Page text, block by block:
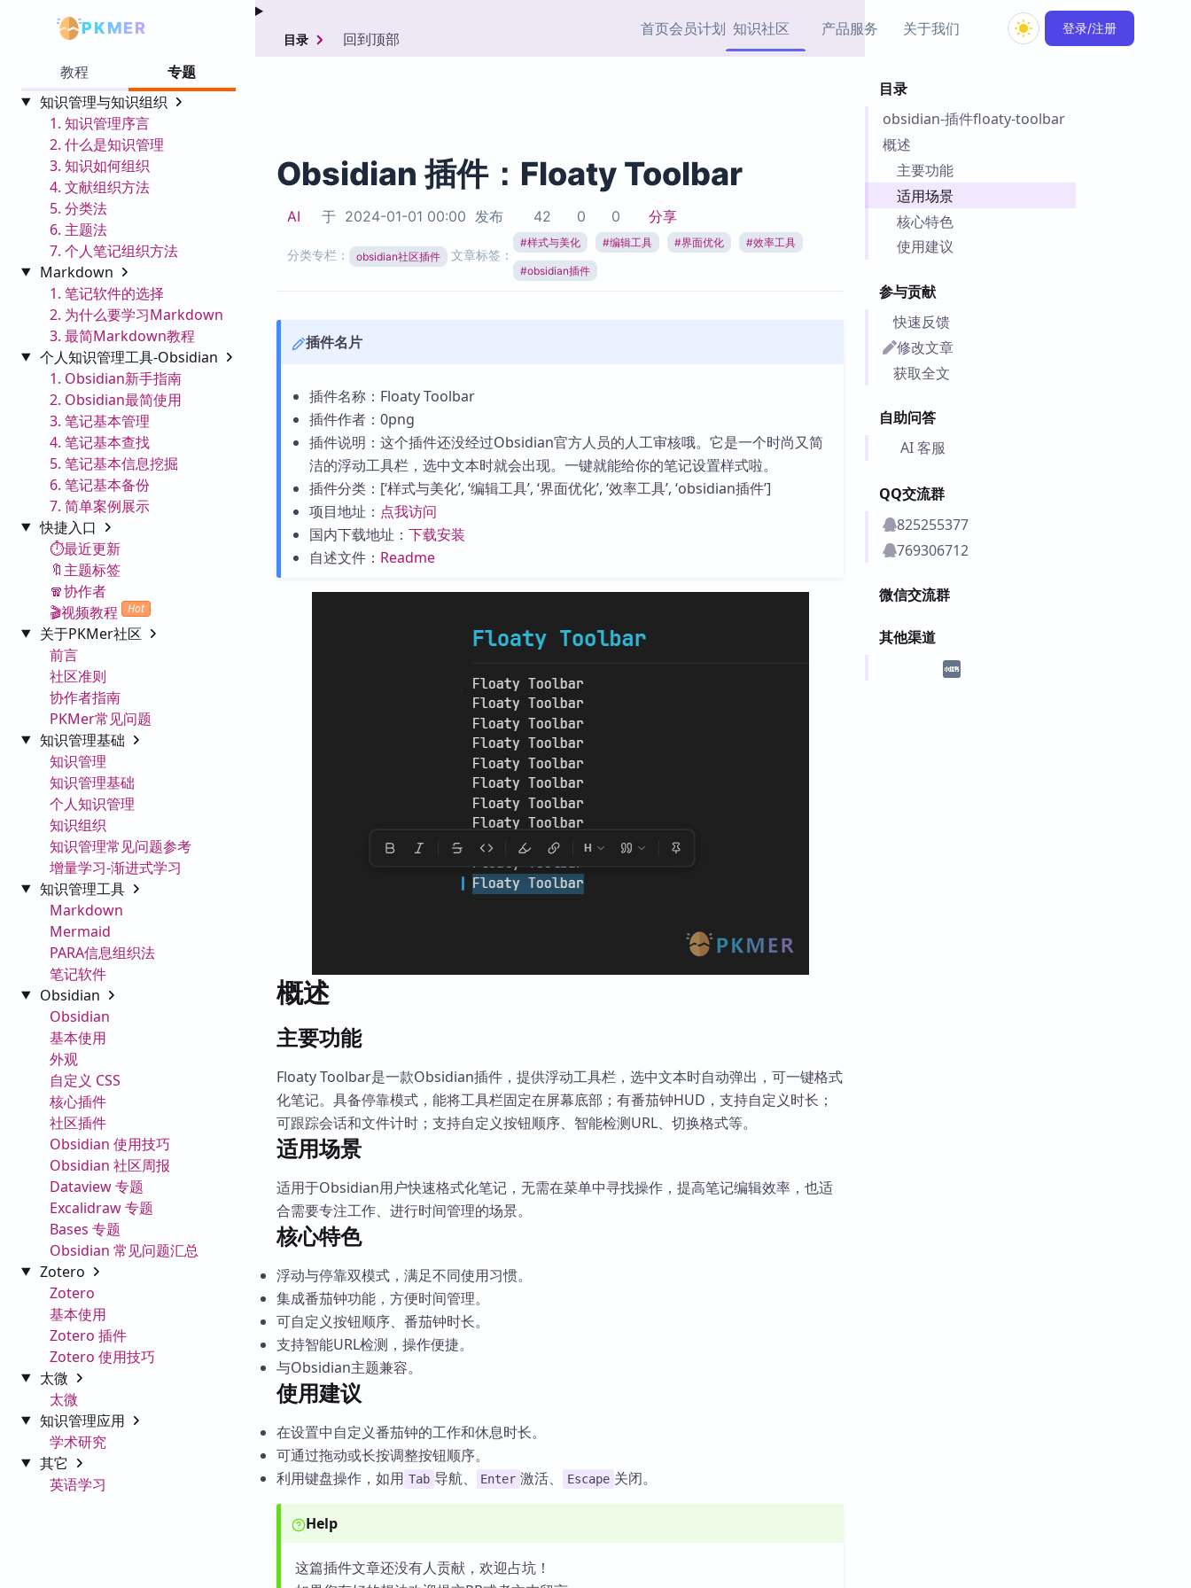
PKMER 首页会员计划 知识社区
协作者
热门链接 Top5
产品服务
加速访问 Obsidian 官方
市场
Zotero 插件
插件
Obsidian 教程
关于我们 登录/注册
教程
专题
知识管理与知识组织
1. 知识管理序言
2. 什么是知识管理
3. 知识如何组织
4. 文献组织方法
5. 分类法
6. 主题法
7. 个人笔记组织方法
Markdown
1. 笔记软件的选择
2. 为什么要学习Markdown
3. 最简Markdown教程
个人知识管理工具-Obsidian
1. Obsidian新手指南
2. Obsidian最简使用
3. 笔记基本管理
4. 笔记基本查找
5. 笔记基本信息挖掘
6. 笔记基本备份
7. 简单案例展示
快捷入口
⏱️最近更新
🔖主题标签
🧣协作者
🎬视频教程
Hot
关于PKMer社区
前言
社区准则
协作者指南
PKMer常见问题
知识管理基础
知识管理
知识管理基础
个人知识管理
知识组织
知识管理常见问题参考
增量学习-渐进式学习
知识管理工具
Markdown
Mermaid
PARA信息组织法
笔记软件
Obsidian
Obsidian
基本使用
外观
自定义 CSS
核心插件
社区插件
Obsidian 使用技巧
Obsidian 社区周报
Dataview 专题
Excalidraw 专题
Bases 专题
Obsidian 常见问题汇总
Zotero
Zotero
基本使用
Zotero 插件
Zotero 使用技巧
太微
太微
知识管理应用
学术研究
其它
英语学习
目录
obsidian-插件floaty-toolbar
概述
主要功能
适用场景
核心特色
使用建议
参与贡献
快速反馈
修改文章
获取全文
自助问答
AI 客服
QQ交流群
825255377
769306712
微信交流群
其他渠道
目录 回到顶部
Obsidian 插件：Floaty Toolbar
AI 于 2024-01-01 00:00 发布 42 0 0 分享
分类专栏： obsidian社区插件 文章标签：
#样式与美化 #编辑工具 #界面优化 #效率工具
#obsidian插件
插件名片
插件名称：Floaty Toolbar
插件作者：0png
插件说明：这个插件还没经过Obsidian官方人员的人工审核哦。它是一个时尚又简
洁的浮动工具栏，选中文本时就会出现。一键就能给你的笔记设置样式啦。
插件分类：[‘样式与美化’, ‘编辑工具’, ‘界面优化’, ‘效率工具’, ‘obsidian插件’]
项目地址： 点我访问
国内下载地址： 下载安装
自述文件： Readme
概述
主要功能
Floaty Toolbar是一款Obsidian插件，提供浮动工具栏，选中文本时自动弹出，可一键格式
化笔记。具备停靠模式，能将工具栏固定在屏幕底部；有番茄钟HUD，支持自定义时长；
可跟踪会话和文件计时；支持自定义按钮顺序、智能检测URL、切换格式等。
适用场景
适用于Obsidian用户快速格式化笔记，无需在菜单中寻找操作，提高笔记编辑效率，也适
合需要专注工作、进行时间管理的场景。
核心特色
浮动与停靠双模式，满足不同使用习惯。
集成番茄钟功能，方便时间管理。
可自定义按钮顺序、番茄钟时长。
支持智能URL检测，操作便捷。
与Obsidian主题兼容。
使用建议
在设置中自定义番茄钟的工作和休息时长。
可通过拖动或长按调整按钮顺序。
利用键盘操作，如用 Tab 导航、 Enter 激活、 Escape 关闭。
Help
这篇插件文章还没有人贡献，欢迎占坑！